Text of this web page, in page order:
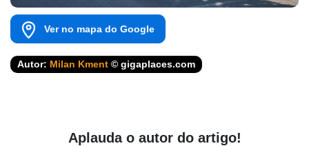
Ver no mapa do Google
Autor: Milan Kment © gigaplaces.com
Aplauda o autor do artigo!